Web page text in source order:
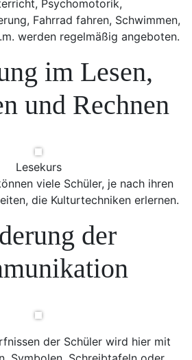
Psychomotorik,
Fahrrad fahren, Schwimmen,
werden regelmäßig angeboten.
im Lesen,
und Rechnen
Lesekurs
viele Schüler, je nach ihren
die Kulturtechniken erlernen.
der
der Schüler wird hier mit